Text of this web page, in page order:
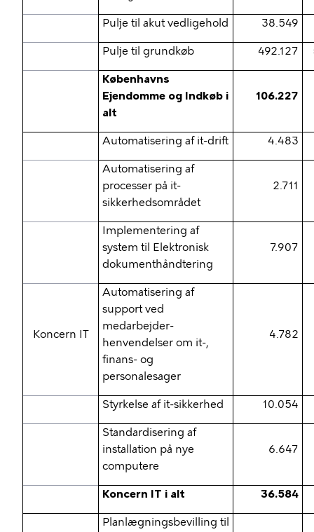
Pulje til akut vedligehold 38.549
Pulje til grundkøb 492.127
Københavns
Ejendomme og Indkøb i
alt
106.227
Automatisering af it-drift 4.483
Automatisering af
processer på it-
sikkerhedsområdet
2.711
Implementering af
system til Elektronisk
dokumenthåndtering
7.907
Koncern IT
Automatisering af
support ved
medarbejder-
henvendelser om it-,
finans- og
personalesager
4.782
Styrkelse af it-sikkerhed 10.054
Standardisering af
installation på nye
computere
6.647
Koncern IT i alt 36.584
Planlægningsbevilling til